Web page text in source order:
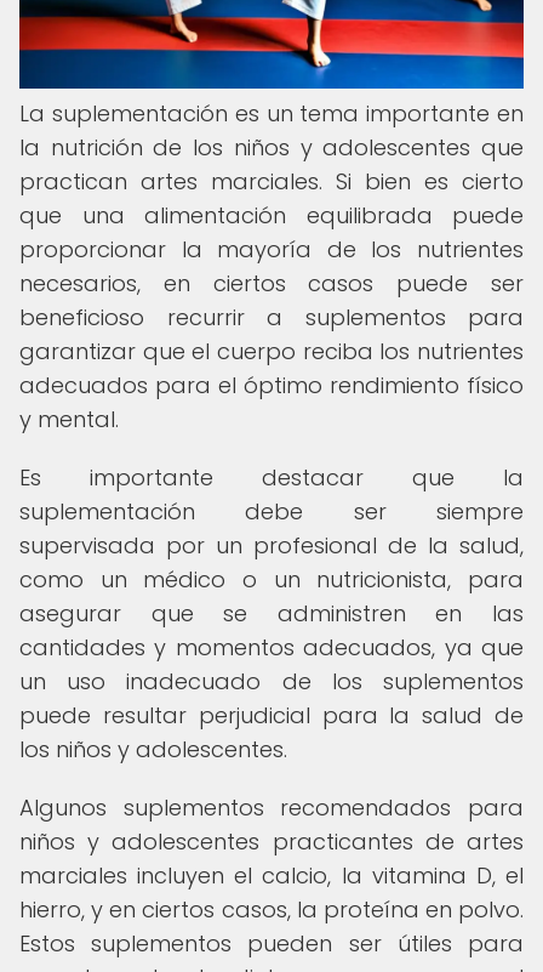
La suplementación es un tema importante en
la nutrición de los niños y adolescentes que
practican artes marciales. Si bien es cierto
que una alimentación equilibrada puede
proporcionar la mayoría de los nutrientes
necesarios, en ciertos casos puede ser
beneficioso recurrir a suplementos para
garantizar que el cuerpo reciba los nutrientes
adecuados para el óptimo rendimiento físico
y mental.
Es importante destacar que la
suplementación debe ser siempre
supervisada por un profesional de la salud,
como un médico o un nutricionista, para
asegurar que se administren en las
cantidades y momentos adecuados, ya que
un uso inadecuado de los suplementos
puede resultar perjudicial para la salud de
los niños y adolescentes.
Algunos suplementos recomendados para
niños y adolescentes practicantes de artes
marciales incluyen el calcio, la vitamina D, el
hierro, y en ciertos casos, la proteína en polvo.
Estos suplementos pueden ser útiles para